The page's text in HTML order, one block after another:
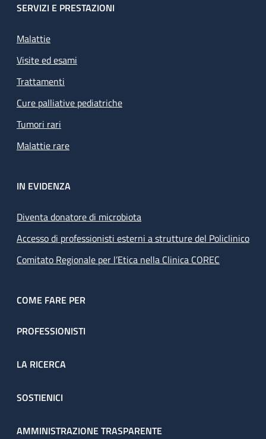
SERVIZI E PRESTAZIONI
Malattie
Visite ed esami
Trattamenti
Cure palliative pediatriche
Tumori rari
Malattie rare
IN EVIDENZA
Diventa donatore di microbiota
Accesso di professionisti esterni a strutture del Policlinico
Comitato Regionale per l’Etica nella Clinica COREC
COME FARE PER
PROFESSIONISTI
LA RICERCA
SOSTIENICI
AMMINISTRAZIONE TRASPARENTE